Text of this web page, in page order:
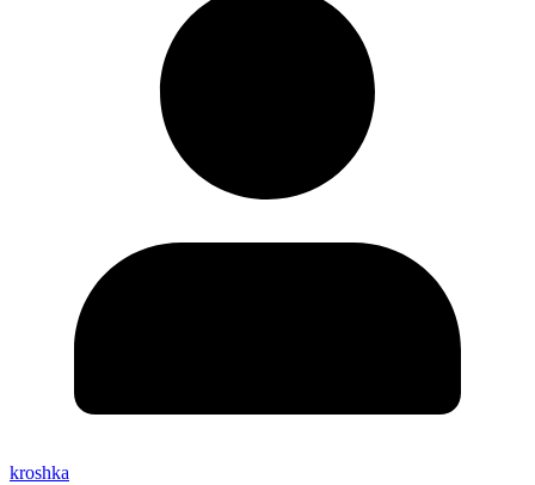
kroshka